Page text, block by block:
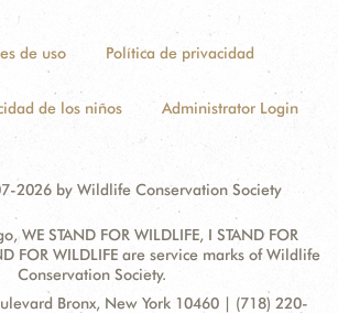
de uso Política de privacidad
de los niños Administrator Login
2026 by Wildlife Conservation Society
WE STAND FOR WILDLIFE, I STAND FOR
FOR WILDLIFE are service marks of Wildlife
Conservation Society.
Bronx, New York 10460 | (718) 220-